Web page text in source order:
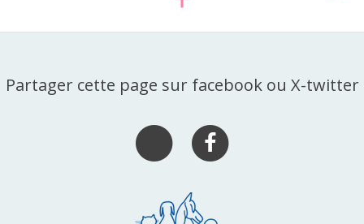
Partager cette page sur facebook ou X-twitter